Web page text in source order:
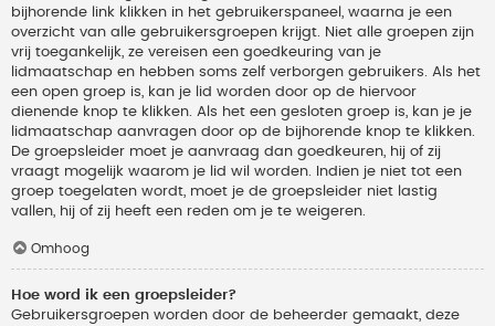
bijhorende link klikken in het gebruikerspaneel, waarna je een
overzicht van alle gebruikersgroepen krijgt. Niet alle groepen zijn
vrij toegankelijk, ze vereisen een goedkeuring van je
lidmaatschap en hebben soms zelf verborgen gebruikers. Als het
een open groep is, kan je lid worden door op de hiervoor
dienende knop te klikken. Als het een gesloten groep is, kan je je
lidmaatschap aanvragen door op de bijhorende knop te klikken.
De groepsleider moet je aanvraag dan goedkeuren, hij of zij
vraagt mogelijk waarom je lid wil worden. Indien je niet tot een
groep toegelaten wordt, moet je de groepsleider niet lastig
vallen, hij of zij heeft een reden om je te weigeren.
Omhoog
Hoe word ik een groepsleider?
Gebruikersgroepen worden door de beheerder gemaakt, deze